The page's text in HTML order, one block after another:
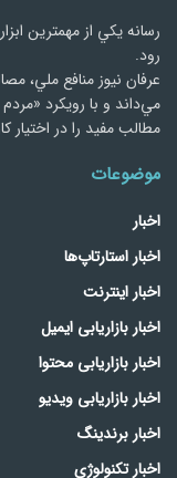
رسانه يكي از مهمترین
رود.
عرفان نیوز منافع ملي،
مي‌داند و با رويكرد
مطالب مفید را در اختیار
موضوعات
اخبار
اخبار استارتاپ‌ها
اخبار اینترنت
اخبار بازاریابی ایمیل
اخبار بازاریابی محتوا
اخبار بازاریابی ویدیو
اخبار برندینگ
اخبار تکنولوژی